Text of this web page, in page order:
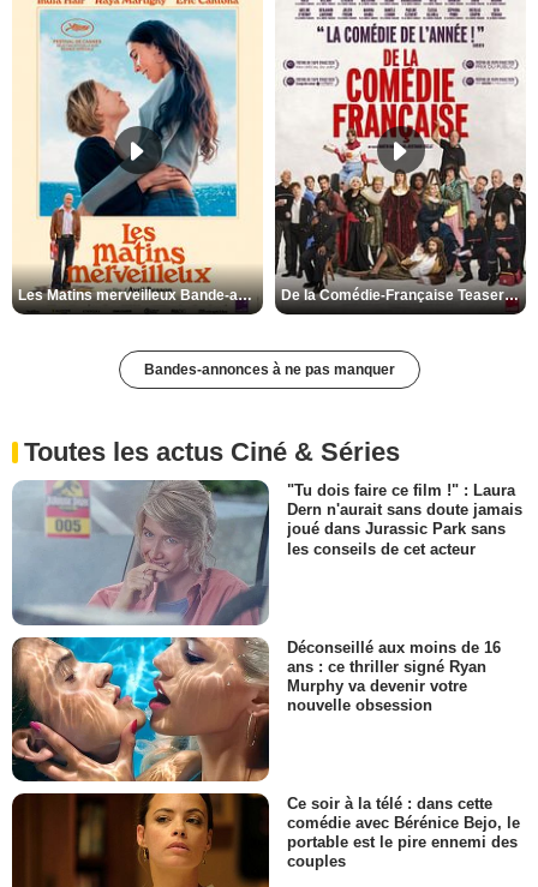
Les Matins merveilleux Bande-annonce VF De la Comédie-Française Teaser VF
Bandes-annonces à ne pas manquer
Toutes les actus Ciné & Séries
"Tu dois faire ce film !" : Laura
Dern n'aurait sans doute jamais
joué dans Jurassic Park sans
les conseils de cet acteur
Déconseillé aux moins de 16
ans : ce thriller signé Ryan
Murphy va devenir votre
nouvelle obsession
Ce soir à la télé : dans cette
comédie avec Bérénice Bejo, le
portable est le pire ennemi des
couples